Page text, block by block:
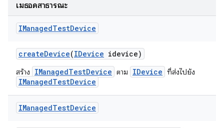
เมธอดสาธารณะ
IManagedTestDevice
createDevice(IDevice idevice)
สร้าง IManagedTestDevice ตาม IDevice ที่ส่งไปยัง
IManagedTestDevice
IManagedTestDevice